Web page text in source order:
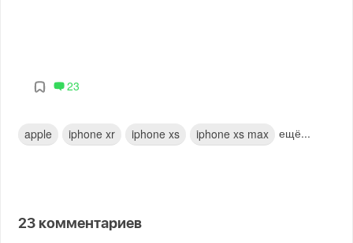
23
apple iphone xr iphone xs iphone xs max ещё...
23 комментариев